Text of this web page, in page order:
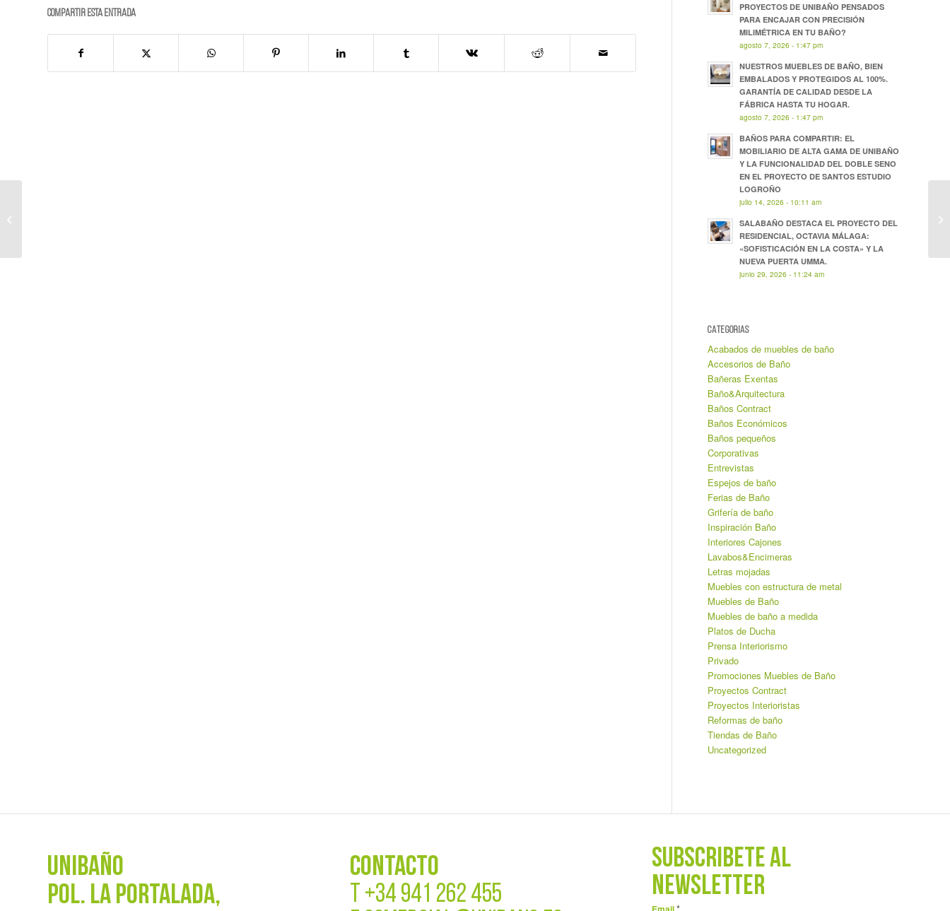
Compartir esta entrada
PROYECTOS DE UNIBAÑO PENSADOS
PARA ENCAJAR CON PRECISIÓN
MILIMÉTRICA EN TU BAÑO?
agosto 7, 2026 - 1:47 pm
NUESTROS MUEBLES DE BAÑO, BIEN
EMBALADOS Y PROTEGIDOS AL 100%.
GARANTÍA DE CALIDAD DESDE LA
FÁBRICA HASTA TU HOGAR.
agosto 7, 2026 - 1:47 pm
BAÑOS PARA COMPARTIR: EL
MOBILIARIO DE ALTA GAMA DE UNIBAÑO
Y LA FUNCIONALIDAD DEL DOBLE SENO
EN EL PROYECTO DE SANTOS ESTUDIO
LOGROÑO
julio 14, 2026 - 10:11 am
SALABAÑO DESTACA EL PROYECTO DEL
RESIDENCIAL, OCTAVIA MÁLAGA:
«SOFISTICACIÓN EN LA COSTA» Y LA
NUEVA PUERTA UMMA.
junio 29, 2026 - 11:24 am
CATEGORIAS
Acabados de muebles de baño
Accesorios de Baño
Bañeras Exentas
Baño&Arquitectura
Baños Contract
Baños Económicos
Baños pequeños
Corporativas
Entrevistas
Espejos de baño
Ferias de Baño
Grifería de baño
Inspiración Baño
Interiores Cajones
Lavabos&Encimeras
Letras mojadas
Muebles con estructura de metal
Muebles de Baño
Muebles de baño a medida
Platos de Ducha
Prensa Interiorismo
Privado
Promociones Muebles de Baño
Proyectos Contract
Proyectos Interioristas
Reformas de baño
Tiendas de Baño
Uncategorized
UNIBAÑO
POL. La Portalada,
CONTACTO
T +34 941 262 455
SUBSCRÍBETE AL
NEWSLETTER
*